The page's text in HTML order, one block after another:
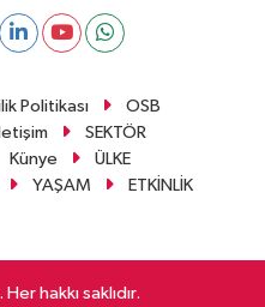
Politikası
OSB
İletişim
SEKTÖR
Künye
ÜLKE
YAŞAM ETKİNLİK
hakkı saklıdır.